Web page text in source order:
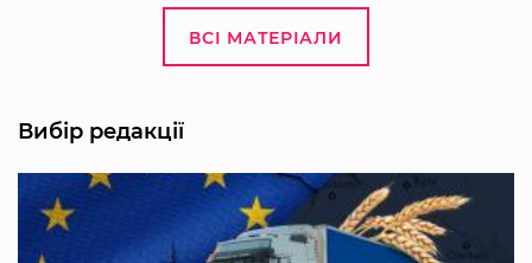
ВСІ МАТЕРІАЛИ
Вибір редакції